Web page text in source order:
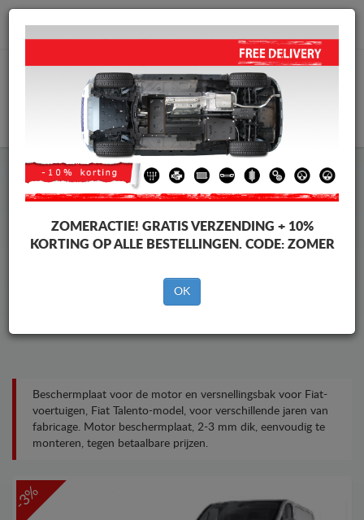
info@motorbeschermplaat.com
WINKELWAGEN
Beschermplaat Onder Auto Fiat
Talento
Beschermplaat voor de motor en versnellingsbak voor Fiat-
voertuigen, Fiat Talento-model, voor verschillende jaren van
fabricage. Motor beschermplaat, 2-3 mm dik, eenvoudig te
monteren, tegen betaalbare prijzen.
-3%
ZOMERACTIE! GRATIS VERZENDING + 10%
KORTING OP ALLE BESTELLINGEN. CODE: ZOMER
OK